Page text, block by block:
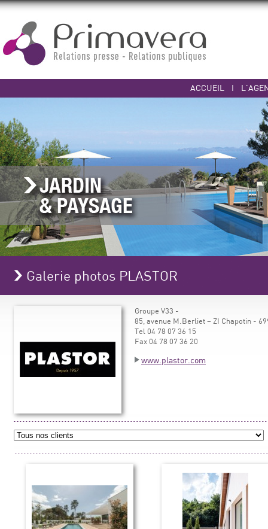
ACCUEIL I
Galerie photos PLASTOR
Groupe V33 -
85, avenue M.Berliet – ZI Chapotin -
Tel 04 78 07 36 15
Fax 04 78 07 36 20
www.plastor.com